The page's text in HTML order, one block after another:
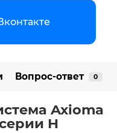
Вопрос-ответ 0
Axioma
серии H